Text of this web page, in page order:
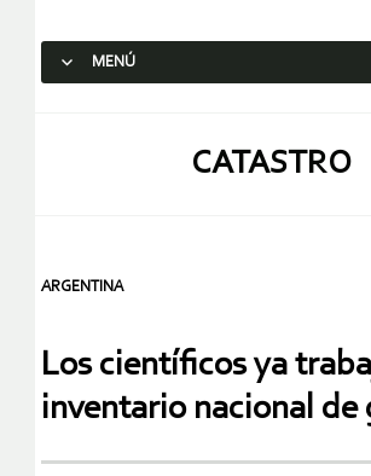
MENÚ
CATASTRO
ARGENTINA
Los científicos ya
inventario nacional de